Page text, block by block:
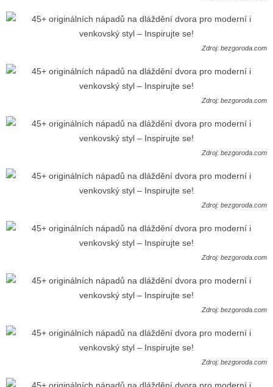
Zdroj: bezgoroda.com
Zdroj: bezgoroda.com
Zdroj: bezgoroda.com
Zdroj: bezgoroda.com
Zdroj: bezgoroda.com
Zdroj: bezgoroda.com
Zdroj: bezgoroda.com